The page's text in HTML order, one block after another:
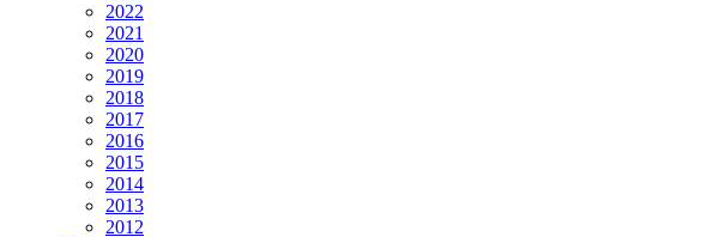
2022
2021
2020
2019
2018
2017
2016
2015
2014
2013
2012